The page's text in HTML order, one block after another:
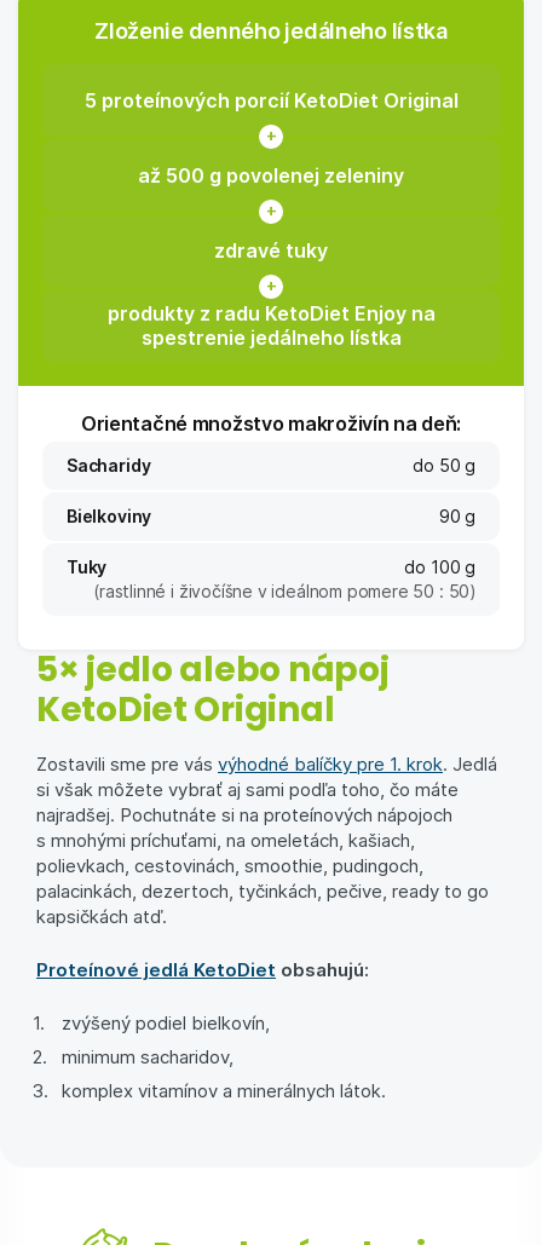
Zloženie denného jedálneho lístka
5 proteínových porcií KetoDiet Original
až 500 g povolenej zeleniny
zdravé tuky
produkty z radu KetoDiet Enjoy na
spestrenie jedálneho lístka
Orientačné množstvo makroživín na deň:
Sacharidy do 50 g
Bielkoviny 90 g
Tuky
do 100 g
(rastlinné i živočíšne v ideálnom pomere 50 : 50)
5× jedlo alebo nápoj
KetoDiet Original
Zostavili sme pre vás výhodné balíčky pre 1. krok. Jedlá
si však môžete vybrať aj sami podľa toho, čo máte
najradšej. Pochutnáte si na proteínových nápojoch
s mnohými príchuťami, na omeletách, kašiach,
polievkach, cestovinách, smoothie, pudingoch,
palacinkách, dezertoch, tyčinkách, pečive, ready to go
kapsičkách atď.
Proteínové jedlá KetoDiet obsahujú:
zvýšený podiel bielkovín,
minimum sacharidov,
komplex vitamínov a minerálnych látok.